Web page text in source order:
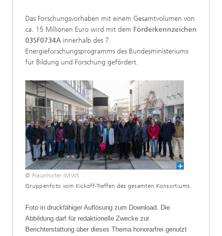
Das Forschungsvorhaben mit einem Gesamtvolumen von
ca. 15 Millionen Euro wird mit dem Förderkennzeichen
03SF0734A innerhalb des 7.
Energieforschungsprogramms des Bundesministeriums
für Bildung und Forschung gefördert.
© Fraunhofer IMWS
Gruppenfoto vom Kickoff-Treffen des gesamten Konsortiums.
Foto in druckfähiger Auflösung zum Download. Die
Abbildung darf für redaktionelle Zwecke zur
Berichterstattung über dieses Thema honorarfrei genutzt